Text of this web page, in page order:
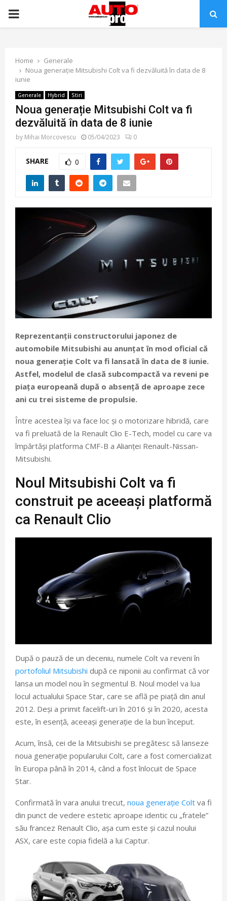
PRIMARY
Home
Generale
Noua generație Mitsubishi Colt va fi dezvăluită în data de 8
iunie
Generale Hybrid Stiri
Noua generație Mitsubishi Colt va fi
dezvăluită în data de 8 iunie
by Mihai Morcovescu 05/04/2023 0
SHARE 0
Reprezentanții constructorului japonez de
automobile Mitsubishi au anunțat în mod oficial că
noua generație Colt va fi lansată în data de 8 iunie.
Astfel, modelul de clasă subcompactă va reveni pe
piața europeană după o absență de aproape zece
ani cu trei sisteme de propulsie.
Între acestea își va face loc și o motorizare hibridă, care
va fi preluată de la Renault Clio E-Tech, model cu care va
împărtăși platforma CMF-B a Alianței Renault-Nissan-
Mitsubishi.
Noul Mitsubishi Colt va fi
construit pe aceeași platformă
ca Renault Clio
După o pauză de un deceniu, numele Colt va reveni în
portofoliul Mitsubishi după ce niponii au confirmat că vor
lansa un model nou în segmentul B. Noul model va lua
locul actualului Space Star, care se află pe piață din anul
2012. Deși a primit facelift-uri în 2016 și în 2020, acesta
este, în esență, aceeași generație de la bun început.
Acum, însă, cei de la Mitsubishi se pregătesc să lanseze
noua generație popularului Colt, care a fost comercializat
în Europa până în 2014, când a fost înlocuit de Space
Star.
Confirmată în vara anului trecut, noua generație Colt va fi
din punct de vedere estetic aproape identic cu „fratele”
său francez Renault Clio, așa cum este și cazul noului
ASX, care este copia fidelă a lui Captur.